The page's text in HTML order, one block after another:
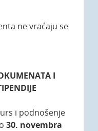
ne vraćaju se
I
i podnošenje
30. novembra